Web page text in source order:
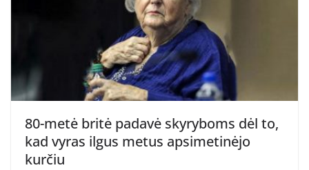
80-metė britė padavė skyryboms dėl to,
kad vyras ilgus metus apsimetinėjo
kurčiu